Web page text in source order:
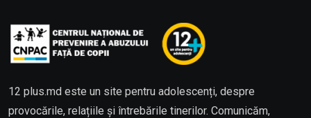
12 plus.md este un site pentru adolescenți, despre
provocările, relațiile și întrebările tinerilor. Comunicăm,